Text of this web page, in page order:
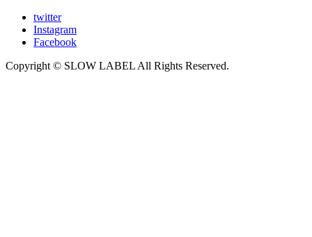
twitter
Instagram
Facebook
Copyright © SLOW LABEL All Rights Reserved.